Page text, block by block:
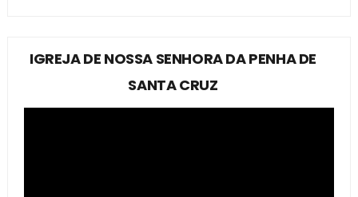
IGREJA DE NOSSA SENHORA DA PENHA DE
SANTA CRUZ